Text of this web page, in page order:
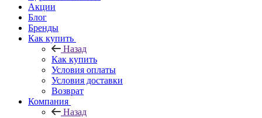
Акции
Блог
Бренды
Как купить
Назад
Как купить
Условия оплаты
Условия доставки
Возврат
Компания
Назад